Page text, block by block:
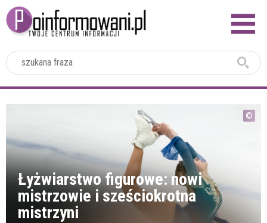
Łyżwiarstwo figurowe: nowi
mistrzowie i sześciokrotna
mistrzyni